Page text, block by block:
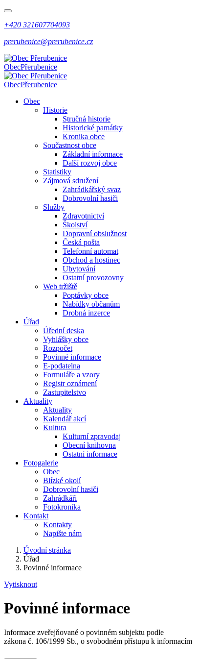
+420 321607704093
prerubenice@prerubenice.cz
ObecPřerubenice
ObecPřerubenice
Obec
Historie
Stručná historie
Historické památky
Kronika obce
Součastnost obce
Základní informace
Další rozvoj obce
Statistiky
Zájmová sdružení
Zahrádkářský svaz
Dobrovolní hasiči
Služby
Zdravotnictví
Školství
Dopravní obslužnost
Česká pošta
Telefonní automat
Obchod a hostinec
Ubytování
Ostatní provozovny
Web tržiště
Poptávky obce
Nabídky občanům
Drobná inzerce
Úřad
Úřední deska
Vyhlášky obce
Rozpočet
Povinné informace
E-podatelna
Formuláře a vzory
Registr oznámení
Zastupitelstvo
Aktuality
Aktuality
Kalendář akcí
Kultura
Kulturní zpravodaj
Obecní knihovna
Ostatní informace
Fotogalerie
Obec
Blízké okolí
Dobrovolní hasiči
Zahrádkáři
Fotokronika
Kontakt
Kontakty
Napište nám
Úvodní stránka
Úřad
Povinné informace
Vytisknout
Povinné informace
Informace zveřejňované o povinném subjektu podle
zákona č. 106/1999 Sb., o svobodném přístupu k informacím